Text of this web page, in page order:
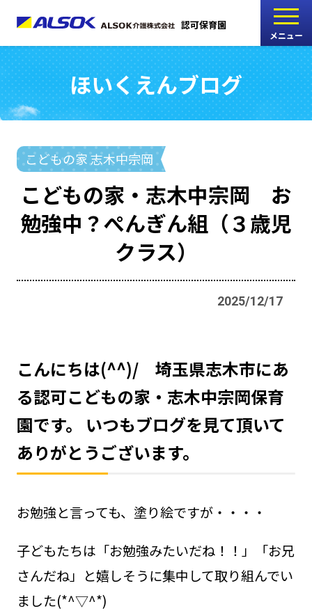
認可保育園
メニュー
こどもの家
志木中宗岡保育園
たんぽぽ
西船橋駅前保育園
たんぽぽ
海神町南保育園
採用情報
048-631-3721 お問い合わせ
ほいくえんブログ
こどもの家 志木中宗岡
こどもの家・志木中宗岡 お
勉強中？ぺんぎん組（３歳児
クラス）
2025/12/17
こんにちは(^^)/ 埼玉県志木市にあ
る認可こどもの家・志木中宗岡保育
園です。 いつもブログを見て頂いて
ありがとうございます。
お勉強と言っても、塗り絵ですが・・・・
子どもたちは「お勉強みたいだね！！」「お兄
さんだね」と嬉しそうに集中して取り組んでい
ました(*^▽^*)